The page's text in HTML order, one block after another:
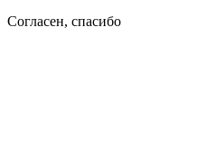
Согласен, спасибо